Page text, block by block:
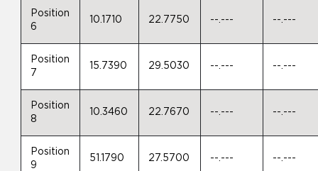
Position
6
10.1710 22.7750 --.--- --.---
Position
7
15.7390 29.5030 --.--- --.---
Position
8
10.3460 22.7670 --.--- --.---
Position
9
51.1790 27.5700 --.--- --.---